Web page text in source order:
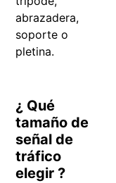
abrazadera,
soporte o
pletina.
¿ Qué
tamaño de
señal de
tráfico
elegir ?